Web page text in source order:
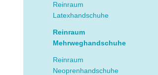
Reinraum
Latexhandschuhe
Reinraum
Mehrweghandschuhe
Reinraum
Neoprenhandschuhe